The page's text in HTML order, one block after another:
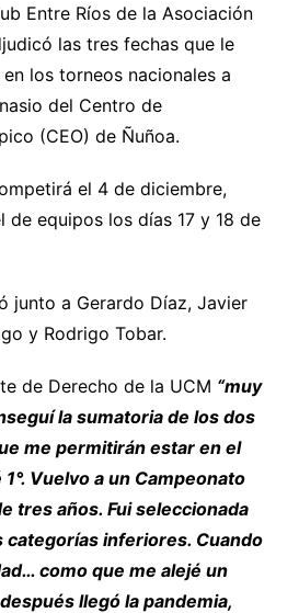
Entre Ríos de la Asociación
las tres fechas que le
los torneos nacionales a
del Centro de
(CEO) de Ñuñoa.
el 4 de diciembre,
de equipos los días 17 y 18 de
junto a Gerardo Díaz, Javier
y Rodrigo Tobar.
de Derecho de la UCM “muy
la sumatoria de los dos
me permitirán estar en el
Vuelvo a un Campeonato
tres años. Fui seleccionada
categorías inferiores. Cuando
como que me alejé un
llegó la pandemia,